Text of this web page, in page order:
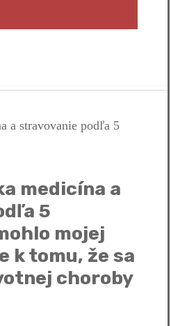
medicína a
5
mojej
k tomu, že sa
choroby